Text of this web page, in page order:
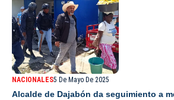
NACIONALES5 De Mayo De 2025
Alcalde de Dajabón da seguimiento a